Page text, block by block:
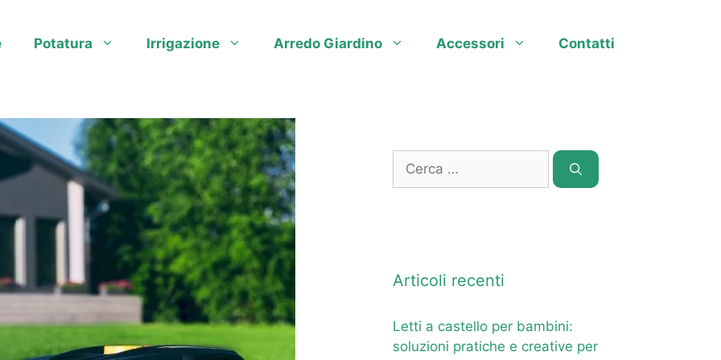
Potatura Irrigazione Arredo Giardino Accessori Contatti
Ricerca
Articoli recenti
Letti a castello per bambini:
soluzioni pratiche e creative per